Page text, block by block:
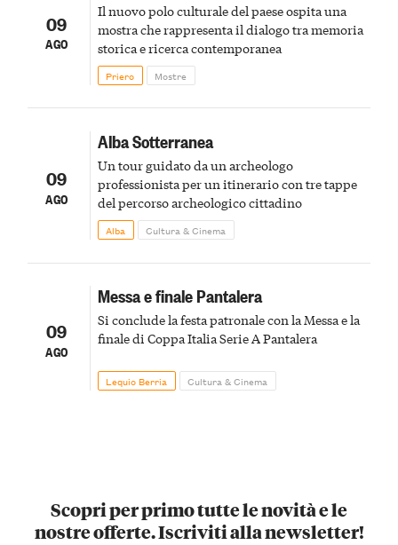
09
AGO
Il nuovo polo culturale del paese ospita una
mostra che rappresenta il dialogo tra memoria
storica e ricerca contemporanea
Priero Mostre
09
AGO
Alba Sotterranea
Un tour guidato da un archeologo
professionista per un itinerario con tre tappe
del percorso archeologico cittadino
Alba Cultura & Cinema
09
AGO
Messa e finale Pantalera
Si conclude la festa patronale con la Messa e la
finale di Coppa Italia Serie A Pantalera
Lequio Berria Cultura & Cinema
Scopri per primo tutte le novità e le
nostre offerte. Iscriviti alla newsletter!